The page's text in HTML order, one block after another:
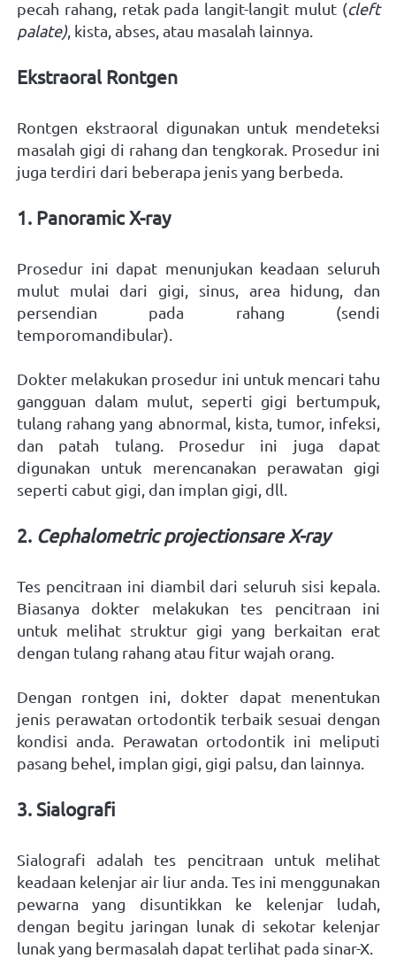
pecah rahang, retak pada langit-langit mulut (cleft
palate), kista, abses, atau masalah lainnya.
Ekstraoral Rontgen
Rontgen ekstraoral digunakan untuk mendeteksi
masalah gigi di rahang dan tengkorak. Prosedur ini
juga terdiri dari beberapa jenis yang berbeda.
1. Panoramic X-ray
Prosedur ini dapat menunjukan keadaan seluruh
mulut mulai dari gigi, sinus, area hidung, dan
persendian pada rahang (sendi
temporomandibular).
Dokter melakukan prosedur ini untuk mencari tahu
gangguan dalam mulut, seperti gigi bertumpuk,
tulang rahang yang abnormal, kista, tumor, infeksi,
dan patah tulang. Prosedur ini juga dapat
digunakan untuk merencanakan perawatan gigi
seperti cabut gigi, dan implan gigi, dll.
2. Cephalometric projectionsare X-ray
Tes pencitraan ini diambil dari seluruh sisi kepala.
Biasanya dokter melakukan tes pencitraan ini
untuk melihat struktur gigi yang berkaitan erat
dengan tulang rahang atau fitur wajah orang.
Dengan rontgen ini, dokter dapat menentukan
jenis perawatan ortodontik terbaik sesuai dengan
kondisi anda. Perawatan ortodontik ini meliputi
pasang behel, implan gigi, gigi palsu, dan lainnya.
3. Sialografi
Sialografi adalah tes pencitraan untuk melihat
keadaan kelenjar air liur anda. Tes ini menggunakan
pewarna yang disuntikkan ke kelenjar ludah,
dengan begitu jaringan lunak di sekotar kelenjar
lunak yang bermasalah dapat terlihat pada sinar-X.